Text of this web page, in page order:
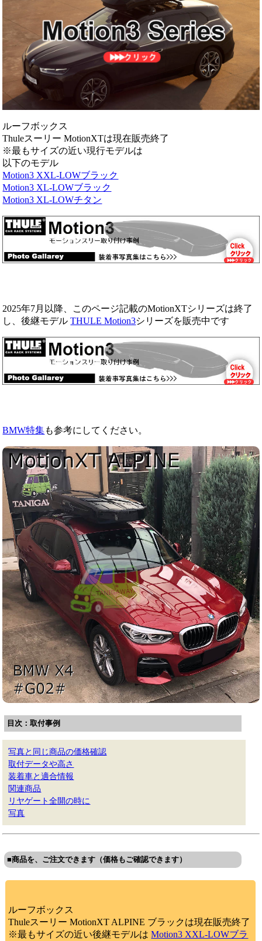
ルーフボックス
Thuleスーリー MotionXTは現在販売終了
※最もサイズの近い現行モデルは
以下のモデル
Motion3 XXL-LOWブラック
Motion3 XL-LOWブラック
Motion3 XL-LOWチタン
2025年7月以降、このページ記載のMotionXTシリーズは終了
し、後継モデルTHULE Motion3シリーズを販売中です
BMW特集も参考にしてください。
目次：取付事例
写真と同じ商品の価格確認
取付データや高さ
装着車と適合情報
関連商品
リヤゲート全開の時に
写真
■商品を、ご注文できます（価格もご確認できます）
ルーフボックス
Thuleスーリー MotionXT ALPINE ブラックは現在販売終了
※最もサイズの近い後継モデルはMotion3 XXL-LOWブラ